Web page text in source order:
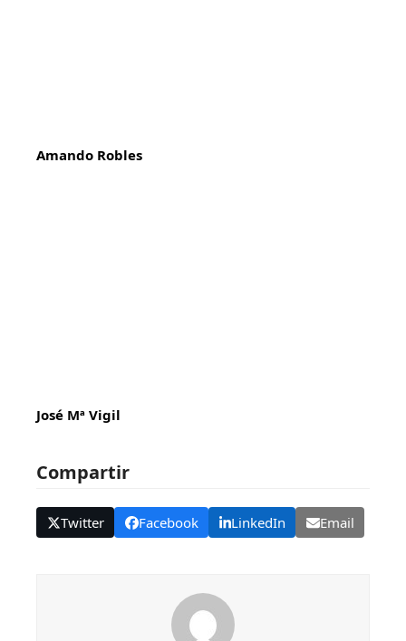
Amando Robles
José Mª Vigil
Compartir
Twitter Facebook LinkedIn Email